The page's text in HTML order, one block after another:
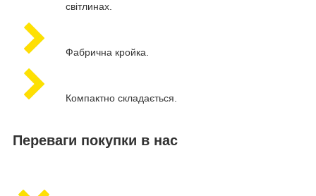
світлинах.
Фабрична кройка.
Компактно складається.
Переваги покупки в нас